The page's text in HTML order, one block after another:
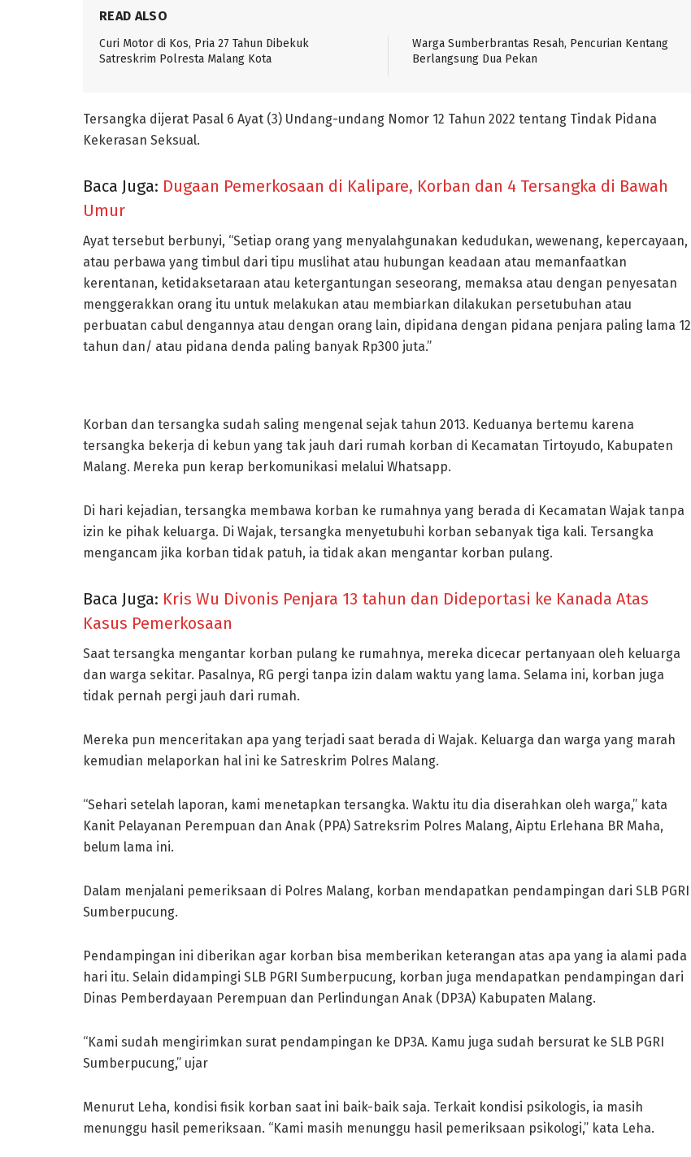
READ ALSO
Curi Motor di Kos, Pria 27 Tahun Dibekuk
Satreskrim Polresta Malang Kota
Warga Sumberbrantas Resah, Pencurian Kentang
Berlangsung Dua Pekan
Tersangka dijerat Pasal 6 Ayat (3) Undang-undang Nomor 12 Tahun 2022 tentang Tindak Pidana
Kekerasan Seksual.
Baca Juga: Dugaan Pemerkosaan di Kalipare, Korban dan 4 Tersangka di Bawah
Umur
Ayat tersebut berbunyi, “Setiap orang yang menyalahgunakan kedudukan, wewenang, kepercayaan,
atau perbawa yang timbul dari tipu muslihat atau hubungan keadaan atau memanfaatkan
kerentanan, ketidaksetaraan atau ketergantungan seseorang, memaksa atau dengan penyesatan
menggerakkan orang itu untuk melakukan atau membiarkan dilakukan persetubuhan atau
perbuatan cabul dengannya atau dengan orang lain, dipidana dengan pidana penjara paling lama 12
tahun dan/ atau pidana denda paling banyak Rp300 juta.”
Korban dan tersangka sudah saling mengenal sejak tahun 2013. Keduanya bertemu karena
tersangka bekerja di kebun yang tak jauh dari rumah korban di Kecamatan Tirtoyudo, Kabupaten
Malang. Mereka pun kerap berkomunikasi melalui Whatsapp.
Di hari kejadian, tersangka membawa korban ke rumahnya yang berada di Kecamatan Wajak tanpa
izin ke pihak keluarga. Di Wajak, tersangka menyetubuhi korban sebanyak tiga kali. Tersangka
mengancam jika korban tidak patuh, ia tidak akan mengantar korban pulang.
Baca Juga: Kris Wu Divonis Penjara 13 tahun dan Dideportasi ke Kanada Atas
Kasus Pemerkosaan
Saat tersangka mengantar korban pulang ke rumahnya, mereka dicecar pertanyaan oleh keluarga
dan warga sekitar. Pasalnya, RG pergi tanpa izin dalam waktu yang lama. Selama ini, korban juga
tidak pernah pergi jauh dari rumah.
Mereka pun menceritakan apa yang terjadi saat berada di Wajak. Keluarga dan warga yang marah
kemudian melaporkan hal ini ke Satreskrim Polres Malang.
“Sehari setelah laporan, kami menetapkan tersangka. Waktu itu dia diserahkan oleh warga,” kata
Kanit Pelayanan Perempuan dan Anak (PPA) Satreksrim Polres Malang, Aiptu Erlehana BR Maha,
belum lama ini.
Dalam menjalani pemeriksaan di Polres Malang, korban mendapatkan pendampingan dari SLB PGRI
Sumberpucung.
Pendampingan ini diberikan agar korban bisa memberikan keterangan atas apa yang ia alami pada
hari itu. Selain didampingi SLB PGRI Sumberpucung, korban juga mendapatkan pendampingan dari
Dinas Pemberdayaan Perempuan dan Perlindungan Anak (DP3A) Kabupaten Malang.
“Kami sudah mengirimkan surat pendampingan ke DP3A. Kamu juga sudah bersurat ke SLB PGRI
Sumberpucung,” ujar
Menurut Leha, kondisi fisik korban saat ini baik-baik saja. Terkait kondisi psikologis, ia masih
menunggu hasil pemeriksaan. “Kami masih menunggu hasil pemeriksaan psikologi,” kata Leha.